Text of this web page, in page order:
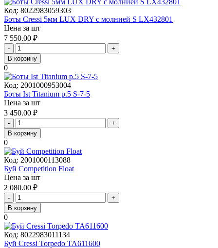
Код: 8022983059303
Боты Cressi 5мм LUX DRY с молнией S LX432801
Цена за шт
7 550.00 ₽
-
+
В корзину
0
Код: 2001000953004
Боты Ist Titanium р.5 S-7-5
Цена за шт
3 450.00 ₽
-
+
В корзину
0
Код: 2001000113088
Буй Competition Float
Цена за шт
2 080.00 ₽
-
+
В корзину
0
Код: 8022983011134
Буй Cressi Torpedo TA611600